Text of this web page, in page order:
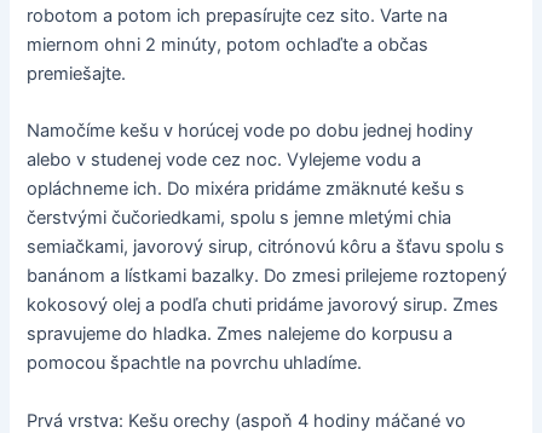
robotom a potom ich prepasírujte cez sito. Varte na
miernom ohni 2 minúty, potom ochlaďte a občas
premiešajte.
Namočíme kešu v horúcej vode po dobu jednej hodiny
alebo v studenej vode cez noc. Vylejeme vodu a
opláchneme ich. Do mixéra pridáme zmäknuté kešu s
čerstvými čučoriedkami, spolu s jemne mletými chia
semiačkami, javorový sirup, citrónovú kôru a šťavu spolu s
banánom a lístkami bazalky. Do zmesi prilejeme roztopený
kokosový olej a podľa chuti pridáme javorový sirup. Zmes
spravujeme do hladka. Zmes nalejeme do korpusu a
pomocou špachtle na povrchu uhladíme.
Prvá vrstva: Kešu orechy (aspoň 4 hodiny máčané vo